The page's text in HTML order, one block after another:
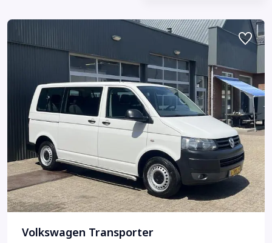
Volkswagen Transporter